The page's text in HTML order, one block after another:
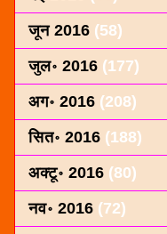
जून 2016 (58)
जुल॰ 2016 (177)
अग॰ 2016 (208)
सित॰ 2016 (188)
अक्टू॰ 2016 (80)
नव॰ 2016 (72)